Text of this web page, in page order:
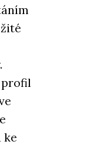
profil
ke